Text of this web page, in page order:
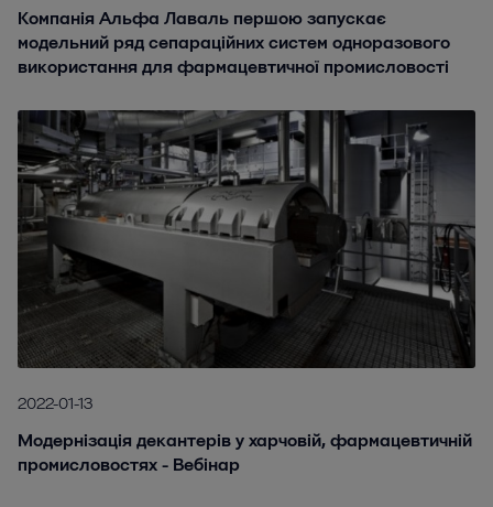
Компанія Альфа Лаваль першою запускає
модельний ряд сепараційних систем одноразового
використання для фармацевтичної промисловості
2022-01-13
Модернізація декантерів у харчовій, фармацевтичній
промисловостях - Вебінар